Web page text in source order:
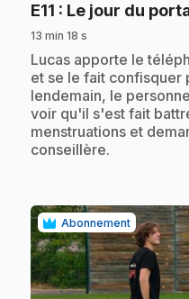
E11 : Le jour du
13 min 18 s
.Lucas apporte le
et se le fait confisquer
lendemain, le
voir qu'il s'est fait
menstruations et
conseillère.
Abonnement